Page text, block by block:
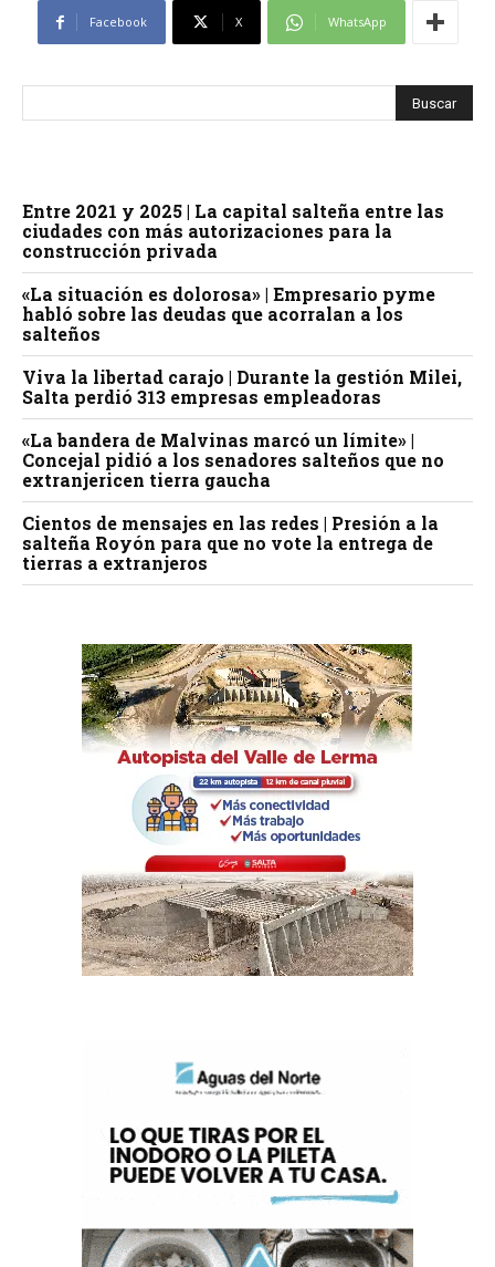
Facebook X WhatsApp
Entre 2021 y 2025 | La capital salteña entre las
ciudades con más autorizaciones para la
construcción privada
«La situación es dolorosa» | Empresario pyme
habló sobre las deudas que acorralan a los
salteños
Viva la libertad carajo | Durante la gestión Milei,
Salta perdió 313 empresas empleadoras
«La bandera de Malvinas marcó un límite» |
Concejal pidió a los senadores salteños que no
extranjericen tierra gaucha
Cientos de mensajes en las redes | Presión a la
salteña Royón para que no vote la entrega de
tierras a extranjeros